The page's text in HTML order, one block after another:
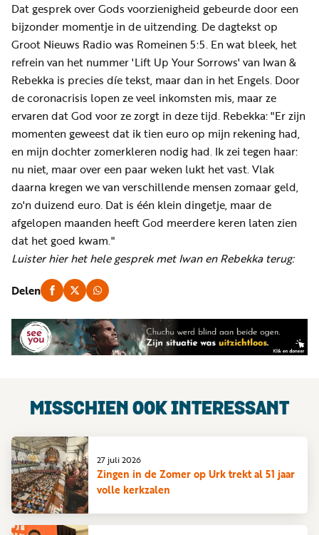
Dat gesprek over Gods voorzienigheid gebeurde door een
bijzonder momentje in de uitzending. De dagtekst op
Groot Nieuws Radio was Romeinen 5:5. En wat bleek, het
refrein van het nummer 'Lift Up Your Sorrows' van Iwan &
Rebekka is precies díe tekst, maar dan in het Engels. Door
de coronacrisis lopen ze veel inkomsten mis, maar ze
ervaren dat God voor ze zorgt in deze tijd. Rebekka: "Er zijn
momenten geweest dat ik tien euro op mijn rekening had,
en mijn dochter zomerkleren nodig had. Ik zei tegen haar:
nu niet, maar over een paar weken lukt het vast. Vlak
daarna kregen we van verschillende mensen zomaar geld,
zo'n duizend euro. Dat is één klein dingetje, maar de
afgelopen maanden heeft God meerdere keren laten zien
dat het goed kwam."
Luister hier het hele gesprek met Iwan en Rebekka terug:
Delen
MISSCHIEN OOK INTERESSANT
Zingen in de Zomer op Urk trekt al 51 jaar
volle kerkzalen
27 juli 2026
Privacy
reglement
Algemene
voorwaarden